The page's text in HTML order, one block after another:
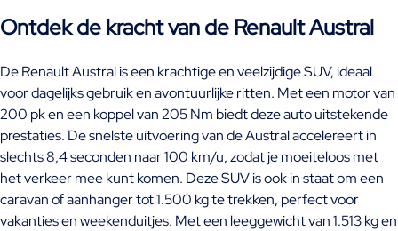
Ontdek de kracht van de Renault Austral
De Renault Austral is een krachtige en veelzijdige SUV, ideaal
voor dagelijks gebruik en avontuurlijke ritten. Met een motor van
200 pk en een koppel van 205 Nm biedt deze auto uitstekende
prestaties. De snelste uitvoering van de Austral accelereert in
slechts 8,4 seconden naar 100 km/u, zodat je moeiteloos met
het verkeer mee kunt komen. Deze SUV is ook in staat om een
caravan of aanhanger tot 1.500 kg te trekken, perfect voor
vakanties en weekenduitjes. Met een leeggewicht van 1.513 kg en